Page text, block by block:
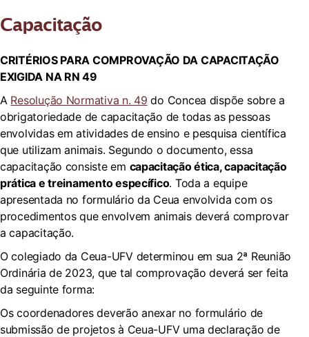
Capacitação
CRITÉRIOS PARA COMPROVAÇÃO DA CAPACITAÇÃO
EXIGIDA NA RN 49
A Resolução Normativa n. 49 do Concea dispõe sobre a
obrigatoriedade de capacitação de todas as pessoas
envolvidas em atividades de ensino e pesquisa científica
que utilizam animais. Segundo o documento, essa
capacitação consiste em capacitação ética, capacitação
prática e treinamento específico. Toda a equipe
apresentada no formulário da Ceua envolvida com os
procedimentos que envolvem animais deverá comprovar
a capacitação.
O colegiado da Ceua-UFV determinou em sua 2ª Reunião
Ordinária de 2023, que tal comprovação deverá ser feita
da seguinte forma:
Os coordenadores deverão anexar no formulário de
submissão de projetos à Ceua-UFV uma declaração de